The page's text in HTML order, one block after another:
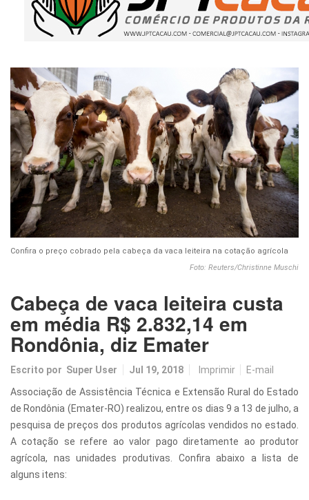
Confira o preço cobrado pela cabeça da vaca leiteira na cotação agrícola
Foto: Reuters/Christinne Muschi
Cabeça de vaca leiteira custa
em média R$ 2.832,14 em
Rondônia, diz Emater
Escrito por Super User Jul 19, 2018 Imprimir
E-mail
Associação de Assistência Técnica e Extensão Rural do Estado
de Rondônia (Emater-RO) realizou, entre os dias 9 a 13 de julho, a
pesquisa de preços dos produtos agrícolas vendidos no estado.
A cotação se refere ao valor pago diretamente ao produtor
agrícola, nas unidades produtivas. Confira abaixo a lista de
alguns itens: